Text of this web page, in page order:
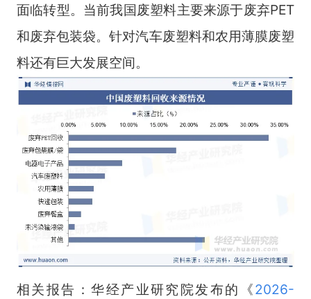
面临转型。当前我国废塑料主要来源于废弃PET
和废弃包装袋。针对汽车废塑料和农用薄膜废塑
料还有巨大发展空间。
相关报告：华经产业研究院发布的《2026-